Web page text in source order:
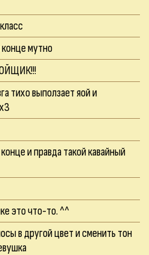
мутно
тихо выползает яой и
и правда такой кавайный
это что-то. ^^
в другой цвет и сменить тон